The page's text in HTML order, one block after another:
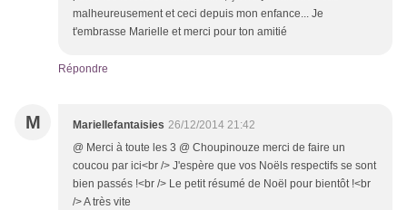
malheureusement et ceci depuis mon enfance... Je
t'embrasse Marielle et merci pour ton amitié
Répondre
M Mariellefantaisies 26/12/2014 21:42
@ Merci à toute les 3 @ Choupinouze merci de faire un
coucou par ici<br /> J'espère que vos Noëls respectifs se sont
bien passés !<br /> Le petit résumé de Noël pour bientôt !<br
/> A très vite